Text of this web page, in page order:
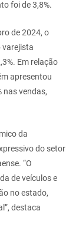
foi de 3,8%.
de 2024, o
varejista
Em relação
apresentou
nas vendas,
da
do setor
“O
de veículos e
no estado,
destaca